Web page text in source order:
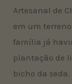
Artesanal de
em um
família já
plantação de
bicho da seda.